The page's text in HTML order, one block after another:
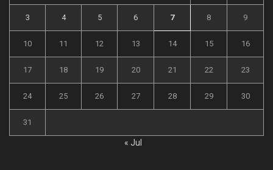
3 4 5 6 7 8 9
10 11 12 13 14 15 16
17 18 19 20 21 22 23
24 25 26 27 28 29 30
31
« Jul